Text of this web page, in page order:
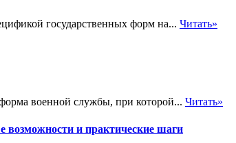
государственных форм на... Читать»
военной службы, при которой... Читать»
и практические шаги